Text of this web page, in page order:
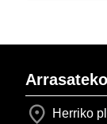
Herriko